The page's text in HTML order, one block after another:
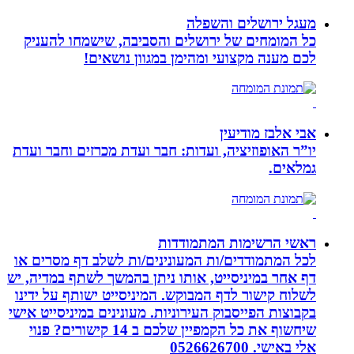
מעגל ירושלים והשפלה
כל המומחים של ירושלים והסביבה, שישמחו להעניק
לכם מענה מקצועי ומהימן במגוון נושאים!
אבי אלבז מודיעין
יו”ר האופוזיציה, ועדות: חבר ועדת מכרזים וחבר ועדת
גמלאים.
ראשי הרשימות המתמודדות
לכל המתמודדים/ות המעונינים/ות לשלב דף מסרים או
דף אחר במיניסייט, אותו ניתן בהמשך לשתף במדיה, יש
לשלוח קישור לדף המבוקש. המיניסייט ישותף על ידינו
בקבוצות הפייסבוק העירוניות. מעונינים במיניסייט אישי
שיחשוף את כל הקמפיין שלכם ב 14 קישורים? פנוי
אלי באישי. 0526626700